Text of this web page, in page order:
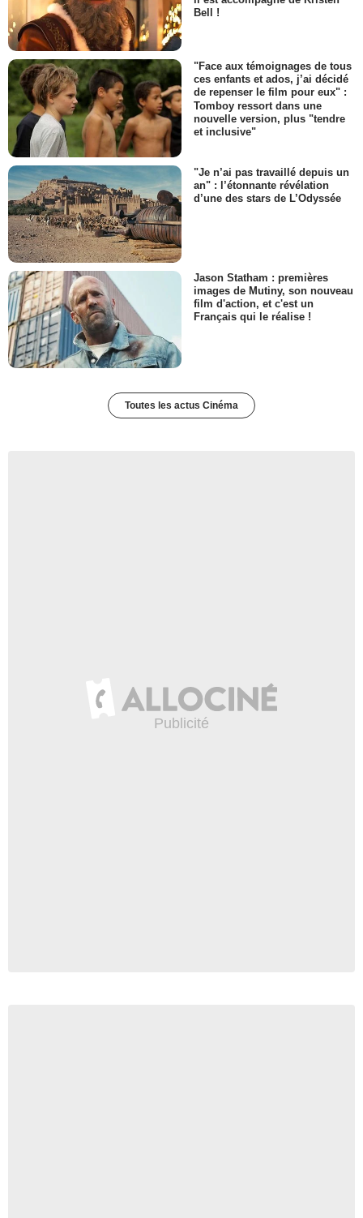
Bell !
"Face aux témoignages de tous
ces enfants et ados, j’ai décidé
de repenser le film pour eux" :
Tomboy ressort dans une
nouvelle version, plus "tendre
et inclusive"
"Je n’ai pas travaillé depuis un
an" : l’étonnante révélation
d’une des stars de L’Odyssée
Jason Statham : premières
images de Mutiny, son nouveau
film d'action, et c'est un
Français qui le réalise !
Toutes les actus Cinéma